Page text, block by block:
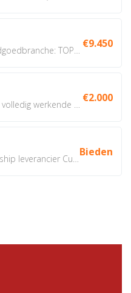
€9.450
€2.000
Bieden